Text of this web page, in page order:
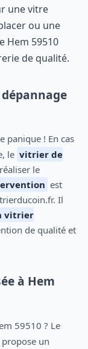
une vitre
ou une
Hem 59510
de qualité.
le vitrier de
le
est
Il
vitrier
de qualité et
à Hem
un